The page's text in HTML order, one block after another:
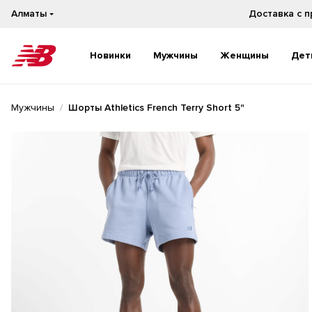
Алматы
Новинки Мужчины
Бестселлеры
Женщины
Бестселлеры
Мужчины Шорты Athletics French Terry Short 5"